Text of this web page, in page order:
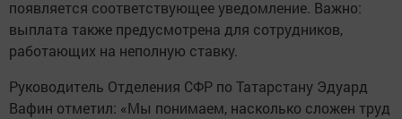
появляется соответствующее уведомление. Важно:
выплата также предусмотрена для сотрудников,
работающих на неполную ставку.
Руководитель Отделения СФР по Татарстану Эдуард
Вафин отметил: «Мы понимаем, насколько сложен труд